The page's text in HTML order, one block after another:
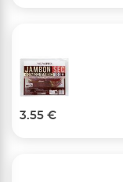
3.55 €